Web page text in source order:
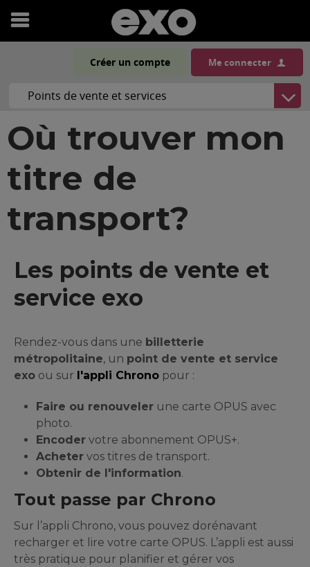
Ouvrir
menu
Créer un compte Me connecter
Où trouver mon
titre de
transport?
Les points de vente et
service exo
Rendez-vous dans une billetterie
métropolitaine, un point de vente et service
exo ou sur l'appli Chrono pour :
Faire ou renouvelerune carte OPUS avec
photo.
Encodervotre abonnement OPUS+.
Achetervos titres de transport.
Obtenir de l'information.
Tout passe par Chrono
Sur l’appli Chrono, vous pouvez dorénavant
recharger et lire votre carte OPUS. L’appli est aussi
très pratique pour planifier et gérer vos